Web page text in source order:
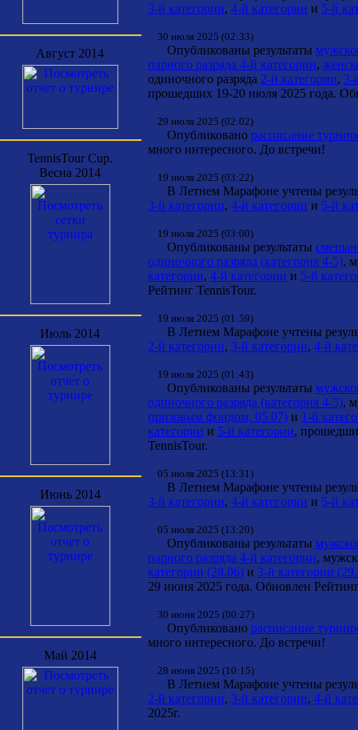
Август 2014
TennisTour Cup.
Весна 2014
Июль 2014
Июнь 2014
Май 2014
3-й категории, 4-й категории и 5-й
30 июля 2025 (02:33)
Опубликованы результаты
парного разряда 4-й категории,
одиночного разряда 2-й категории, 3-
прошедших 19-20 июля 2025 года.
29 июля 2025 (02:02)
Опубликовано расписание
много интересного. До встречи!
19 июля 2025 (03:22)
В Летнем Марафоне учтены
3-й категории, 4-й категории и 5-й
19 июля 2025 (03:00)
Опубликованы результаты
одиночного разряда (категория 4-5),
категории, 4-й категории и 5-й
Рейтинг TennisTour.
19 июля 2025 (01:59)
В Летнем Марафоне учтены
2-й категории, 3-й категории, 4-й
19 июля 2025 (01:43)
Опубликованы результаты
одиночного разряда (категория 4-5),
призовым фондом, 05.07) и 1-й
категории и 5-й категории,
TennisTour.
05 июля 2025 (13:31)
В Летнем Марафоне учтены
3-й категории, 4-й категории и 5-й
05 июля 2025 (13:20)
Опубликованы результаты
парного разряда 4-й категории,
категории (28.06) и 3-й категории
29 июня 2025 года. Обновлен
30 июня 2025 (00:27)
Опубликовано расписание
много интересного. До встречи!
28 июня 2025 (10:15)
В Летнем Марафоне учтены
2-й категории, 3-й категории, 4-й
2025г.